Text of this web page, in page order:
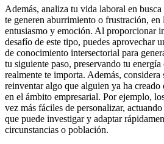
Además, analiza tu vida laboral en
te generen aburrimiento o frustración, en
entusiasmo y emoción. Al proporcionar
desafío de este tipo, puedes aprovechar
de conocimiento intersectorial para
tu siguiente paso, preservando tu
realmente te importa. Además,
reinventar algo que alguien ya ha
en el ámbito empresarial. Por ejemplo,
vez más fáciles de personalizar,
que puede investigar y adaptar
circunstancias o población.